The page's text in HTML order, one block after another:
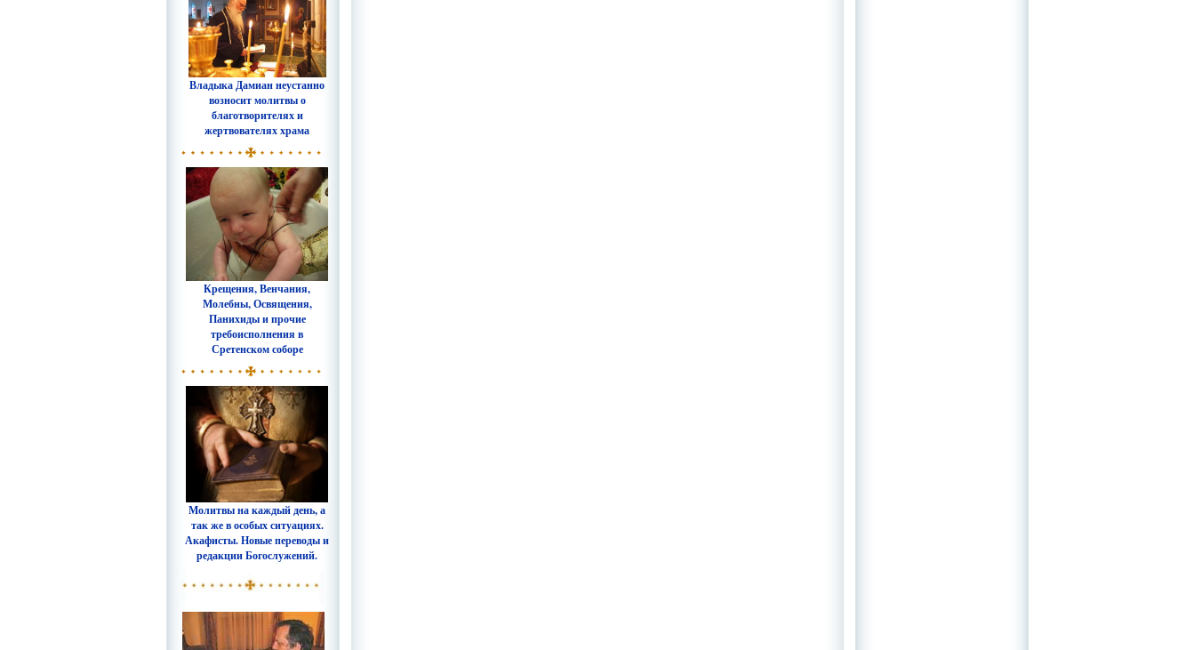
Владыка Дамиан неустанно
возносит молитвы о
благотворителях и
жертвователях храма
Крещения, Венчания,
Молебны, Освящения,
Панихиды и прочие
требоисполнения в
Сретенском соборе
Молитвы на каждый день, а
так же в особых ситуациях.
Акафисты. Новые переводы и
редакции Богослужений.